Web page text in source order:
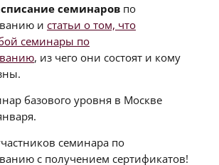
семинаров по
и статьи о том, что
семинары по
, из чего они состоят и кому
базового уровня в Москве